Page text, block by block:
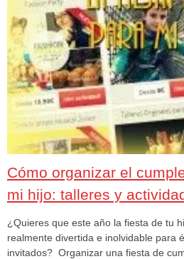
Cómo organizar el
mi hijo: talleres y
¿Quieres que este año la fiesta de tu
realmente divertida e inolvidable para
invitados? Organizar una fiesta de